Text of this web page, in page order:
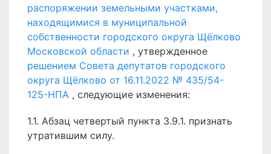
распоряжении земельными участками,
находящимися в муниципальной
собственности городского округа Щёлково
Московской области , утвержденное
решением Совета депутатов городского
округа Щёлково от 16.11.2022 № 435/54-
125-НПА , следующие изменения:
1.1. Абзац четвертый пункта 3.9.1. признать
утратившим силу.